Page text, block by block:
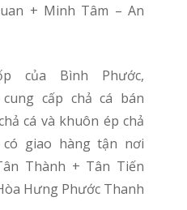
+ Minh Tâm – An
cung cấp chả cá bán
cá và khuôn ép chả
có giao hàng tận nơi
Thành + Tân Tiến
Hưng Phước Thanh